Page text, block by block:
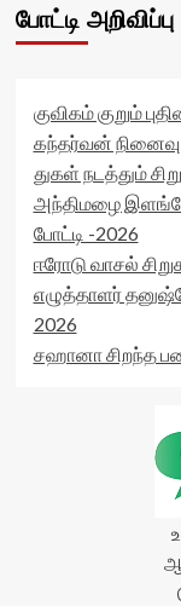
போட்டி அறிவிப்பு
குவிகம் குறும்
கந்தர்வன் நினைவு
துகள் நடத்தும்
அந்திமழை
போட்டி -2026
ஈரோடு வாசல்
எழுத்தாளர்
2026
சஹானா சிறந்த